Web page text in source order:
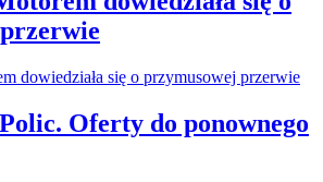
Oferty do ponownego